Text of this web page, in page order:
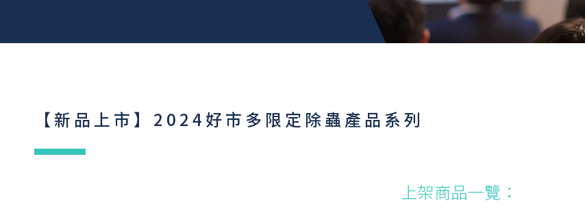
【新品上市】2024好市多限定除蟲產品系列
上架商品一覽：